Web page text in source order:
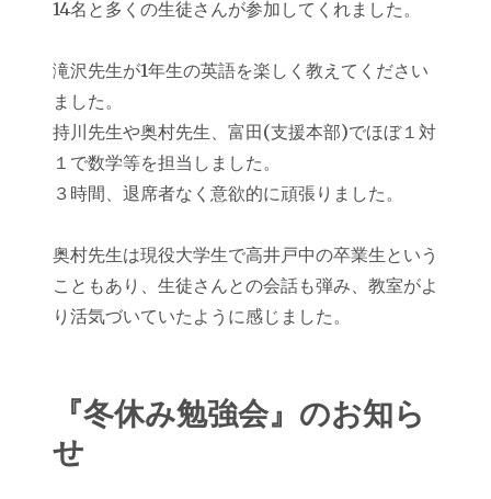
14名と多くの生徒さんが参加してくれました。
滝沢先生が1年生の英語を楽しく教えてください
ました。
持川先生や奥村先生、富田(支援本部)でほぼ１対
１で数学等を担当しました。
３時間、退席者なく意欲的に頑張りました。
奥村先生は現役大学生で高井戸中の卒業生という
こともあり、生徒さんとの会話も弾み、教室がよ
り活気づいていたように感じました。
『冬休み勉強会』のお知ら
せ